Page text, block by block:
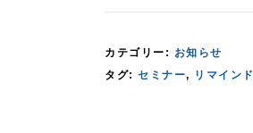
カテゴリー: お知らせ
タグ: セミナー, リマインド